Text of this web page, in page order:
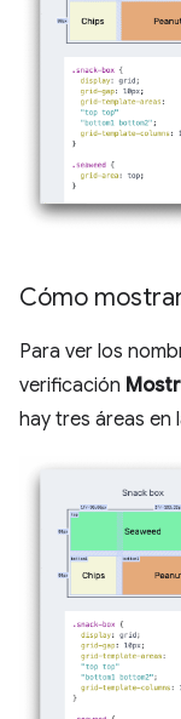
Cómo
Para ver los
verificación
hay tres áreas en